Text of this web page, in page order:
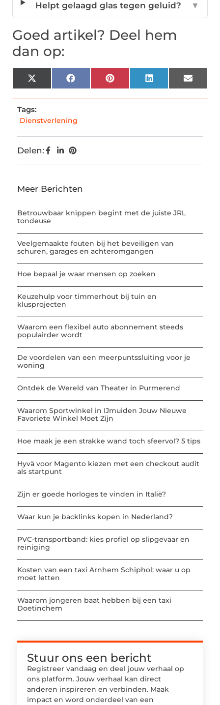
Helpt gelaagd glas tegen geluid? ▼
Goed artikel? Deel hem
dan op:
X
(Twitter)
FacebookPinterestLinkedInEmail
Tags:
Dienstverlening
Delen:
Meer Berichten
Betrouwbaar knippen begint met de juiste JRL
tondeuse
Veelgemaakte fouten bij het beveiligen van
schuren, garages en achteromgangen
Hoe bepaal je waar mensen op zoeken
Keuzehulp voor timmerhout bij tuin en
klusprojecten
Waarom een flexibel auto abonnement steeds
populairder wordt
De voordelen van een meerpuntssluiting voor je
woning
Ontdek de Wereld van Theater in Purmerend
Waarom Sportwinkel in IJmuiden Jouw Nieuwe
Favoriete Winkel Moet Zijn
Hoe maak je een strakke wand toch sfeervol? 5 tips
Hyvä voor Magento kiezen met een checkout audit
als startpunt
Zijn er goede horloges te vinden in Italië?
Waar kun je backlinks kopen in Nederland?
PVC-transportband: kies profiel op slipgevaar en
reiniging
Kosten van een taxi Arnhem Schiphol: waar u op
moet letten
Waarom jongeren baat hebben bij een taxi
Doetinchem
Stuur ons een bericht
Registreer vandaag en deel jouw verhaal op
ons platform. Jouw verhaal kan direct
anderen inspireren en verbinden. Maak
impact en word onderdeel van een